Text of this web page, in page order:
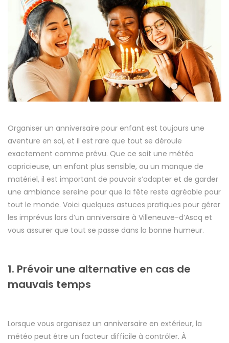
Organiser un anniversaire pour enfant est toujours une
aventure en soi, et il est rare que tout se déroule
exactement comme prévu. Que ce soit une météo
capricieuse, un enfant plus sensible, ou un manque de
matériel, il est important de pouvoir s’adapter et de garder
une ambiance sereine pour que la fête reste agréable pour
tout le monde. Voici quelques astuces pratiques pour gérer
les imprévus lors d’un anniversaire à Villeneuve-d’Ascq et
vous assurer que tout se passe dans la bonne humeur.
1. Prévoir une alternative en cas de
mauvais temps
Lorsque vous organisez un anniversaire en extérieur, la
météo peut être un facteur difficile à contrôler. À